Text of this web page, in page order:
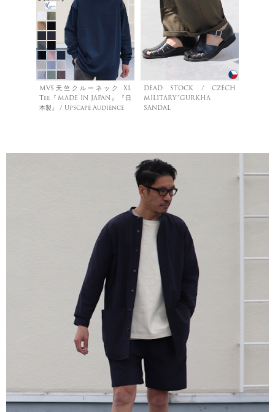
MVS天竺クルーネック XL
Tee『MADE IN JAPAN』『日
本製』 / Upscape Audience
DEAD STOCK / CZECH
MILITARY”GURKHA
SANDAL